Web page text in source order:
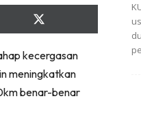
Share
on
(Twitter)
kecergasan
meningkatkan
benar-benar